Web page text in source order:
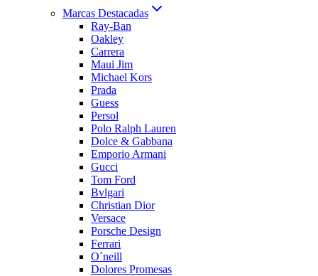
Marcas Destacadas
Ray-Ban
Oakley
Carrera
Maui Jim
Michael Kors
Prada
Guess
Persol
Polo Ralph Lauren
Dolce & Gabbana
Emporio Armani
Gucci
Tom Ford
Bvlgari
Christian Dior
Versace
Porsche Design
Ferrari
O´neill
Dolores Promesas